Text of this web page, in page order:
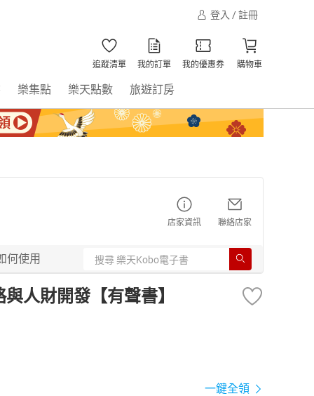
登入 / 註冊
追蹤清單 我的訂單 我的優惠券 購物車
樂集點 樂天點數 旅遊訂房
店家資訊 聯絡店家
何使用
人財開發【有聲書】
一鍵全領